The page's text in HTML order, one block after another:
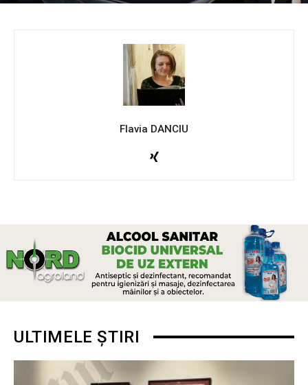
Flavia DANCIU
ULTIMELE ȘTIRI